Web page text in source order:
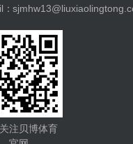
：
注贝博体育